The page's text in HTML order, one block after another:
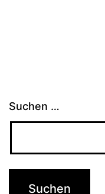
Suchen …